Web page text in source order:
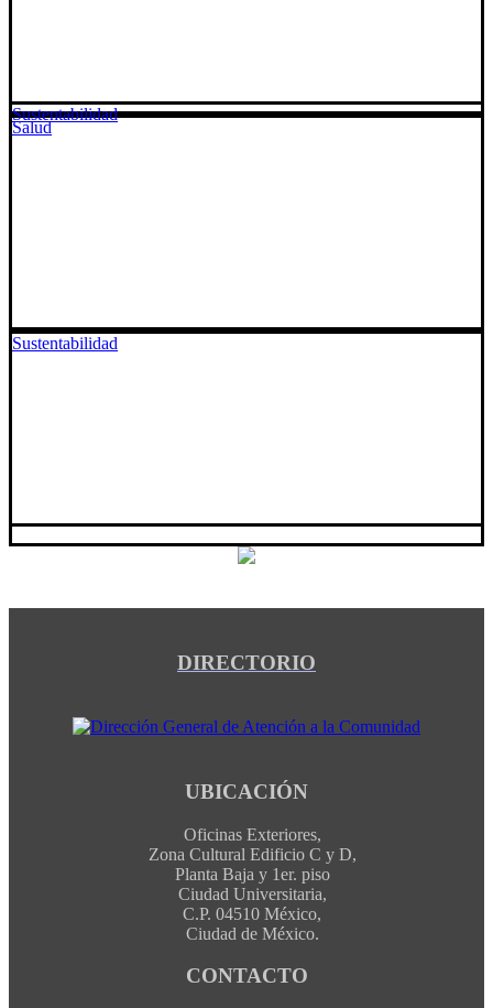
Salud
Sustentabilidad
Sustentabilidad
DIRECTORIO
UBICACIÓN
Oficinas Exteriores,
Zona Cultural Edificio C y D,
Planta Baja y 1er. piso
Ciudad Universitaria,
C.P. 04510 México,
Ciudad de México.
CONTACTO